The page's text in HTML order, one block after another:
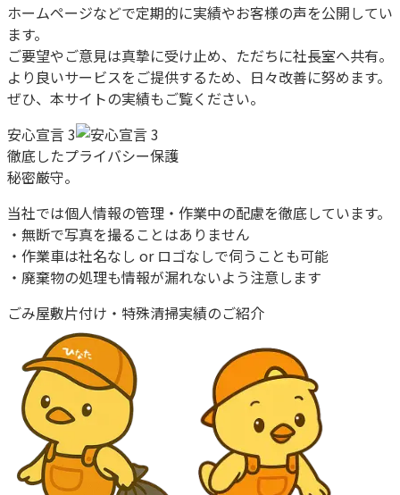
ホームページなどで定期的に実績やお客様の声を公開してい
ます。
ご要望やご意見は真摯に受け止め、ただちに社長室へ共有。
より良いサービスをご提供するため、日々改善に努めます。
ぜひ、本サイトの実績もご覧ください。
安心宣言 3
徹底したプライバシー保護
秘密厳守。
当社では個人情報の管理・作業中の配慮を徹底しています。
・無断で写真を撮ることはありません
・作業車は社名なし or ロゴなしで伺うことも可能
・廃棄物の処理も情報が漏れないよう注意します
ごみ屋敷片付け・特殊清掃実績のご紹介